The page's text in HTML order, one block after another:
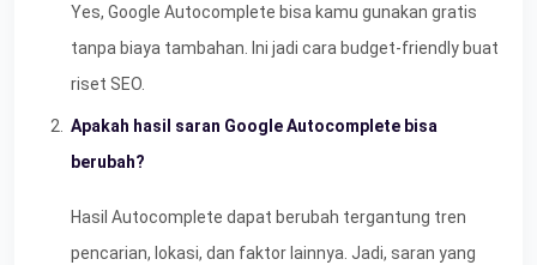
Yes, Google Autocomplete bisa kamu gunakan gratis
tanpa biaya tambahan. Ini jadi cara budget-friendly buat
riset SEO.
Apakah hasil saran Google Autocomplete bisa
berubah?
Hasil Autocomplete dapat berubah tergantung tren
pencarian, lokasi, dan faktor lainnya. Jadi, saran yang